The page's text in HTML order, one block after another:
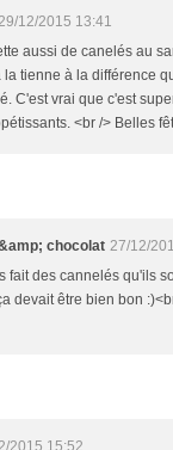
12/2015 13:41
aussi de canelés au
la tienne à la différence
C'est vrai que c'est
<br /> Belles
chocolat 27/12/
fait des cannelés qu'ils
devait être bien bon
2015 15:52